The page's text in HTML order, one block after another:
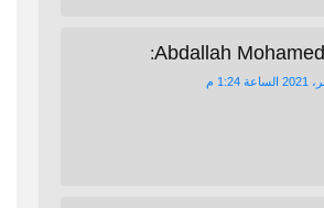
Abdallah Mohamed
: